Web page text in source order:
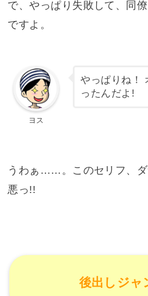
で、やっぱり失敗して、同
ですよ。
ヨス
やっぱりね！
ったんだよ!
うわぁ……。このセリフ、ダ
悪っ!!
後出しジャ